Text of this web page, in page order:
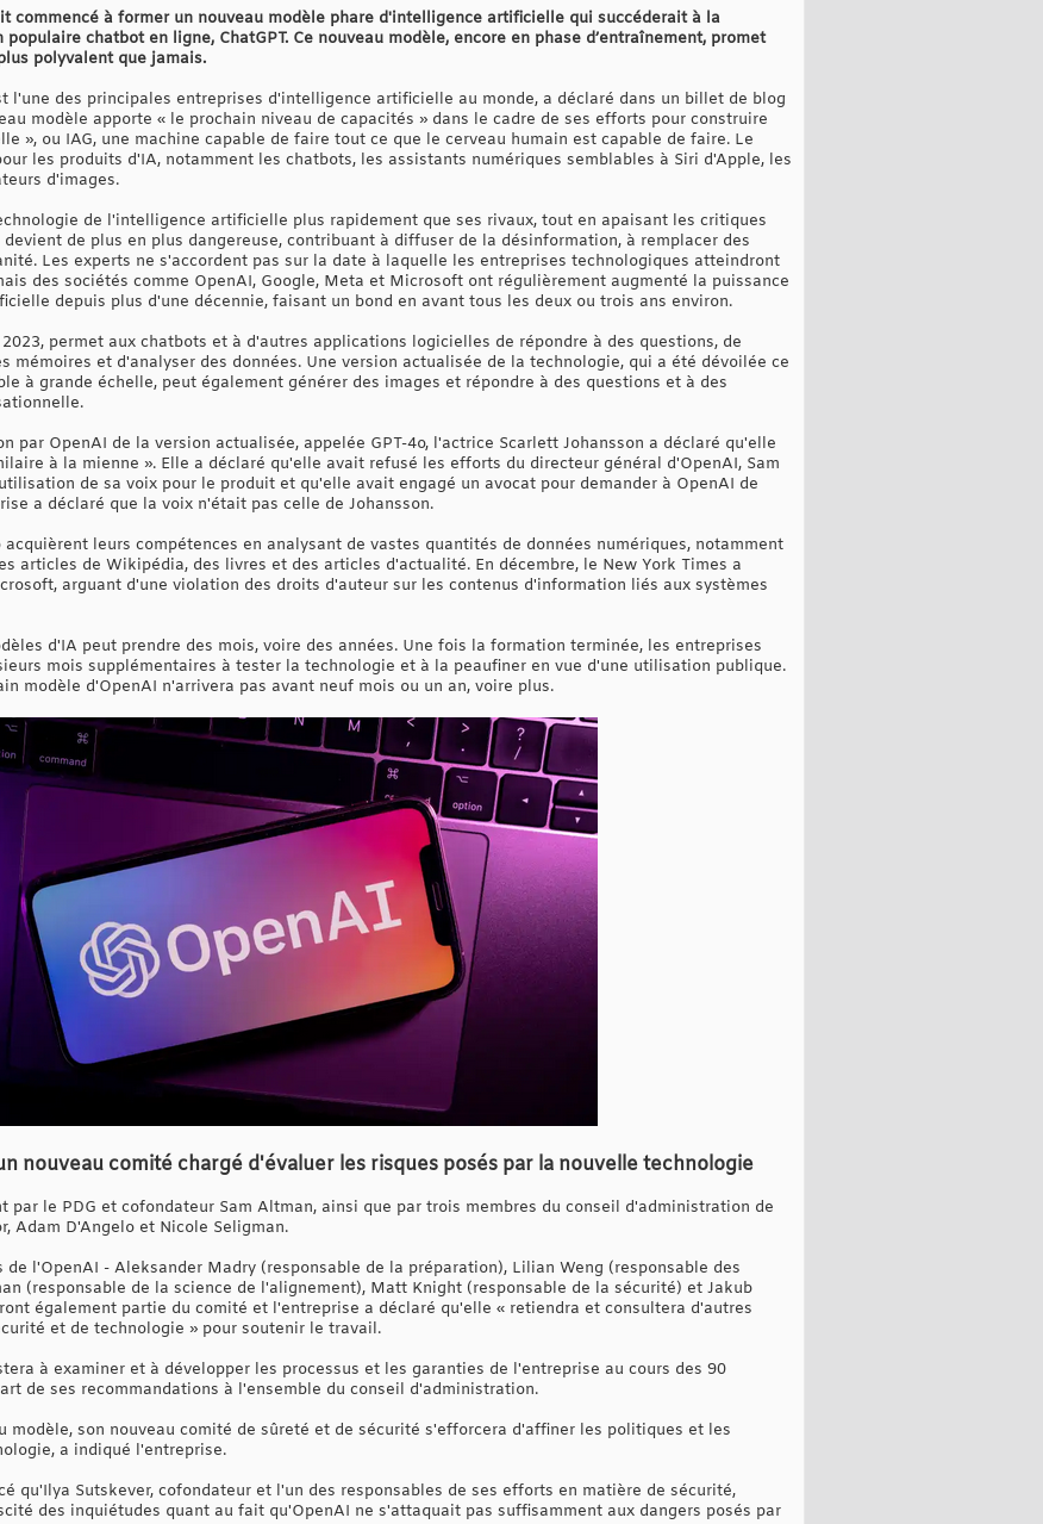
commencé à former un nouveau modèle phare d'intelligence artificielle qui succéderait à la
chatbot en ligne, ChatGPT. Ce nouveau modèle, encore en phase d’entraînement, promet
polyvalent que jamais.
l'une des principales entreprises d'intelligence artificielle au monde, a déclaré dans un billet de blog
modèle apporte « le prochain niveau de capacités » dans le cadre de ses efforts pour construire
», ou IAG, une machine capable de faire tout ce que le cerveau humain est capable de faire. Le
les produits d'IA, notamment les chatbots, les assistants numériques semblables à Siri d'Apple, les
d'images.
de l'intelligence artificielle plus rapidement que ses rivaux, tout en apaisant les critiques
de plus en plus dangereuse, contribuant à diffuser de la désinformation, à remplacer des
Les experts ne s'accordent pas sur la date à laquelle les entreprises technologiques atteindront
des sociétés comme OpenAI, Google, Meta et Microsoft ont régulièrement augmenté la puissance
depuis plus d'une décennie, faisant un bond en avant tous les deux ou trois ans environ.
permet aux chatbots et à d'autres applications logicielles de répondre à des questions, de
mémoires et d'analyser des données. Une version actualisée de la technologie, qui a été dévoilée ce
à grande échelle, peut également générer des images et répondre à des questions et à des
par OpenAI de la version actualisée, appelée GPT-4o, l'actrice Scarlett Johansson a déclaré qu'elle
à la mienne ». Elle a déclaré qu'elle avait refusé les efforts du directeur général d'OpenAI, Sam
de sa voix pour le produit et qu'elle avait engagé un avocat pour demander à OpenAI de
a déclaré que la voix n'était pas celle de Johansson.
leurs compétences en analysant de vastes quantités de données numériques, notamment
articles de Wikipédia, des livres et des articles d'actualité. En décembre, le New York Times a
arguant d'une violation des droits d'auteur sur les contenus d'information liés aux systèmes
d'IA peut prendre des mois, voire des années. Une fois la formation terminée, les entreprises
mois supplémentaires à tester la technologie et à la peaufiner en vue d'une utilisation publique.
modèle d'OpenAI n'arrivera pas avant neuf mois ou un an, voire plus.
nouveau comité chargé d'évaluer les risques posés par la nouvelle technologie
par le PDG et cofondateur Sam Altman, ainsi que par trois membres du conseil d'administration de
Adam D'Angelo et Nicole Seligman.
l'OpenAI - Aleksander Madry (responsable de la préparation), Lilian Weng (responsable des
(responsable de la science de l'alignement), Matt Knight (responsable de la sécurité) et Jakub
également partie du comité et l'entreprise a déclaré qu'elle « retiendra et consultera d'autres
et de technologie » pour soutenir le travail.
à examiner et à développer les processus et les garanties de l'entreprise au cours des 90
de ses recommandations à l'ensemble du conseil d'administration.
modèle, son nouveau comité de sûreté et de sécurité s'efforcera d'affiner les politiques et les
a indiqué l'entreprise.
qu'Ilya Sutskever, cofondateur et l'un des responsables de ses efforts en matière de sécurité,
des inquiétudes quant au fait qu'OpenAI ne s'attaquait pas suffisamment aux dangers posés par